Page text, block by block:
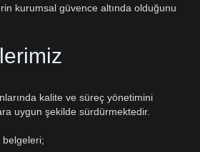
kurumsal güvence altında olduğunu
kalite ve süreç yönetimini
uygun şekilde sürdürmektedir.
belgeleri;